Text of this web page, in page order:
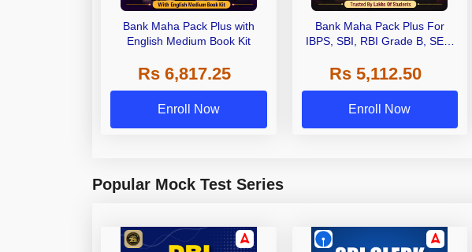
Bank Maha Pack Plus with
English Medium Book Kit
Rs 6,817.25
Enroll Now
Bank Maha Pack Plus For
IBPS, SBI, RBI Grade B, SEBI
Other Grade A & Grade B Bank
Exams
Rs 5,112.50
Enroll Now
Popular Mock Test Series